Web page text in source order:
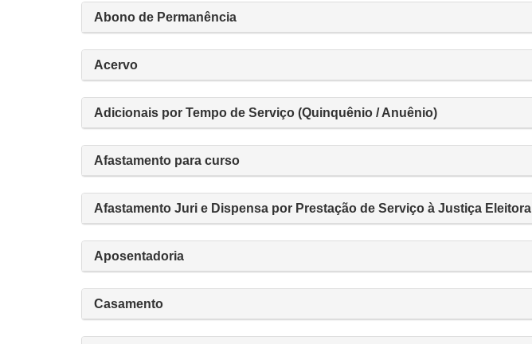
Abono de Permanência
Acervo
Adicionais por Tempo de Serviço (Quinquênio / Anuênio)
Afastamento para curso
Afastamento Juri e Dispensa por Prestação de Serviço à Justiça Eleitoral
Aposentadoria
Casamento